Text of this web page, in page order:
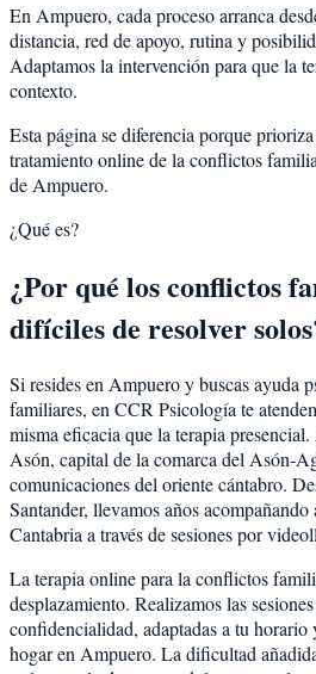
En Ampuero, cada proceso arranca
distancia, red de apoyo, rutina y
Adaptamos la intervención para que la
contexto.
Esta página se diferencia porque
tratamiento online de la conflictos
de Ampuero.
¿Qué es?
¿Por qué los conflictos
difíciles de resolver
Si resides en Ampuero y buscas ayuda
familiares, en CCR Psicología te
misma eficacia que la terapia
Asón, capital de la comarca del Asón-
comunicaciones del oriente cántabro.
Santander, llevamos años acompañando
Cantabria a través de sesiones por
La terapia online para la conflictos
desplazamiento. Realizamos las
confidencialidad, adaptadas a tu
hogar en Ampuero. La dificultad